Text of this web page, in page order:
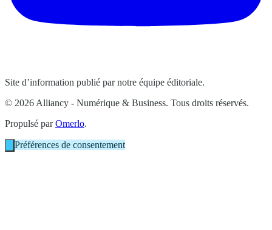
Site d’information publié par notre équipe éditoriale.
© 2026 Alliancy - Numérique & Business. Tous droits réservés.
Propulsé parOmerlo.
Préférences de consentement